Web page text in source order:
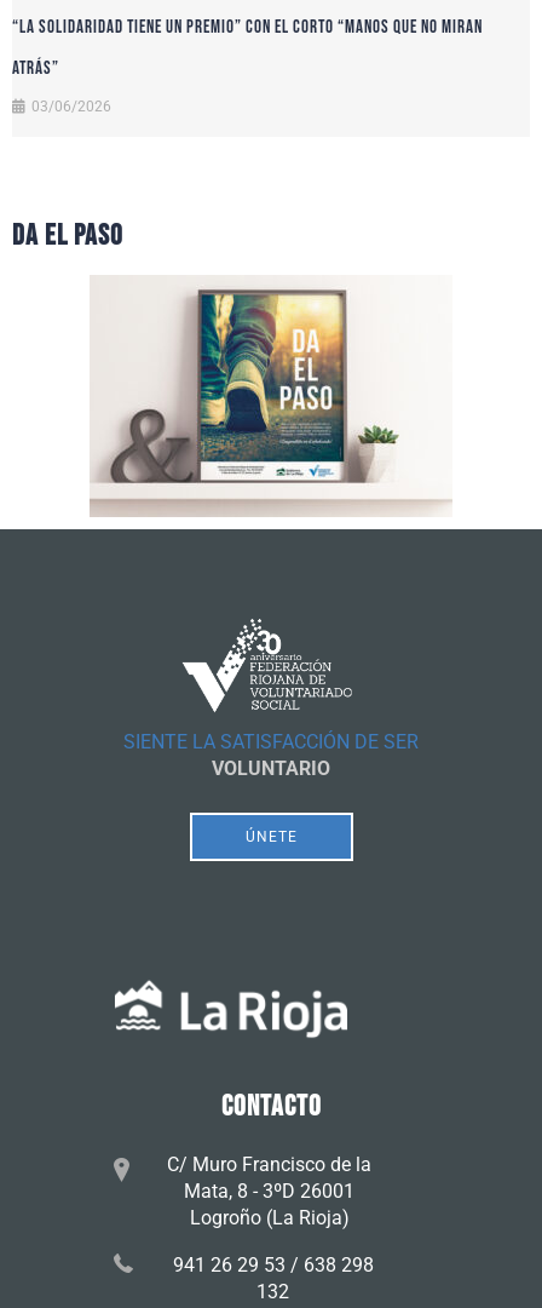
“La solidaridad tiene un premio” con el corto “Manos que no miran
atrás”
03/06/2026
da el paso
SIENTE LA SATISFACCIÓN DE SER
VOLUNTARIO
ÚNETE
CONTACTO
C/ Muro Francisco de la
Mata, 8 - 3ºD 26001
Logroño (La Rioja)
941 26 29 53 / 638 298
132